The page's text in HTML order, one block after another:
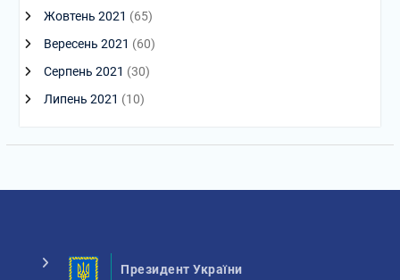
Жовтень 2021 (65)
Вересень 2021 (60)
Серпень 2021 (30)
Липень 2021 (10)
Президент України